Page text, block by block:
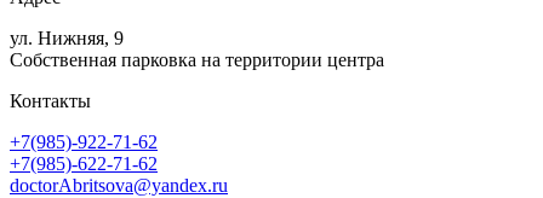
ул. Нижняя, 9
Собственная парковка на территории центра
Контакты
+7(985)-922-71-62
+7(985)-622-71-62
doctorAbritsova@yandex.ru